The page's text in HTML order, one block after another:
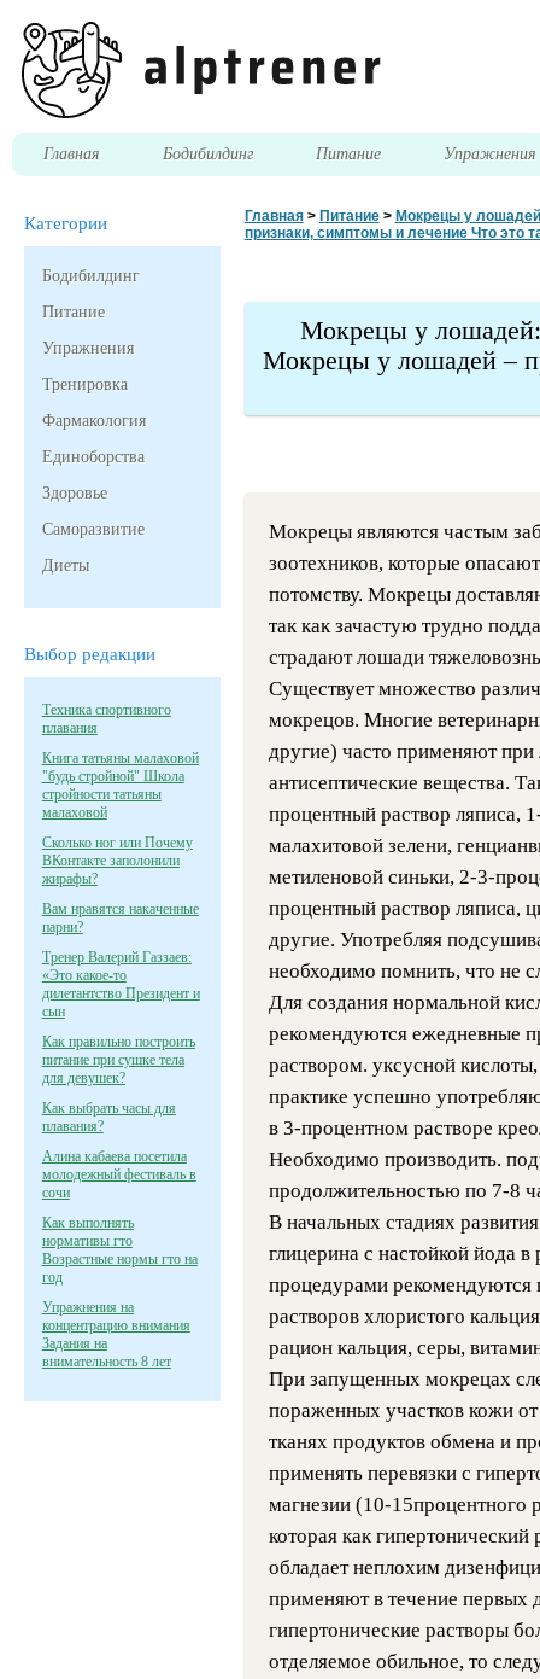
Главная Бодибилдинг Питание Упражнения
Категории
Бодибилдинг
Питание
Упражнения
Тренировка
Фармакология
Единоборства
Здоровье
Саморазвитие
Диеты
Выбор редакции
Техника спортивного
плавания
Книга татьяны малаховой
"будь стройной" Школа
стройности татьяны
малаховой
Сколько ног или Почему
ВКонтакте заполонили
жирафы?
Вам нравятся накаченные
парни?
Тренер Валерий Газзаев:
«Это какое-то
дилетантство Президент и
сын
Как правильно построить
питание при сушке тела
для девушек?
Как выбрать часы для
плавания?
Алина кабаева посетила
молодежный фестиваль в
сочи
Как выполнять
нормативы гто
Возрастные нормы гто на
год
Упражнения на
концентрацию внимания
Задания на
внимательность 8 лет
Главная> Питание> Мокрецы у
признаки, симптомы и лечение Что это
Мокрецы у
Мокрецы у лошадей –
Мокрецы являются частым
зоотехников, которые
потомству. Мокрецы
так как зачастую трудно
страдают лошади
Существует множество
мокрецов. Многие
другие) часто применяют
антисептические вещества.
процентный раствор ляписа,
малахитовой зелени,
метиленовой синьки, 2-3-
процентный раствор ляписа,
другие. Употребляя
необходимо помнить, что не
Для создания нормальной
рекомендуются ежедневные
раствором. уксусной
практике успешно
в 3-процентном растворе
Необходимо производить.
продолжительностью по 7-8
В начальных стадиях
глицерина с настойкой йода
процедурами рекомендуются
растворов хлористого
рацион кальция, серы,
При запущенных мокрецах
пораженных участков кожи
тканях продуктов обмена и
применять перевязки с
магнезии (10-15процентного
которая как гипертонический
обладает неплохим
применяют в течение первых
гипертонические растворы
отделяемое обильное, то